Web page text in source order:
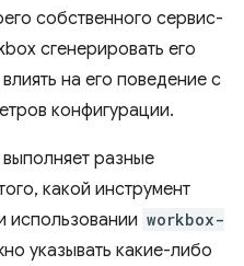
собственного сервис-
сгенерировать его
влиять на его поведение с
конфигурации.
разные
какой инструмент
использовании workbox-
указывать какие-либо